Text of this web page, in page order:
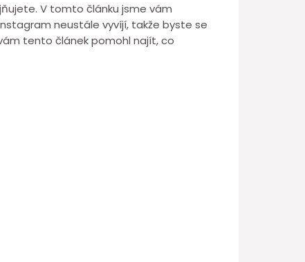
V tomto článku jsme vám
neustále vyvíjí, takže byste se
tento článek pomohl najít, co